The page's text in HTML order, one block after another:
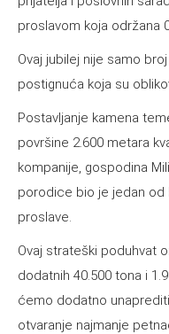
proslavom koja održana
Ovaj jubilej nije samo
postignuća koja su
Postavljanje kamena
površine 2.600 metara
kompanije, gospodina
porodice bio je jedan od
proslave.
Ovaj strateški poduhvat
dodatnih 40.500 tona i
ćemo dodatno
otvaranje najmanje